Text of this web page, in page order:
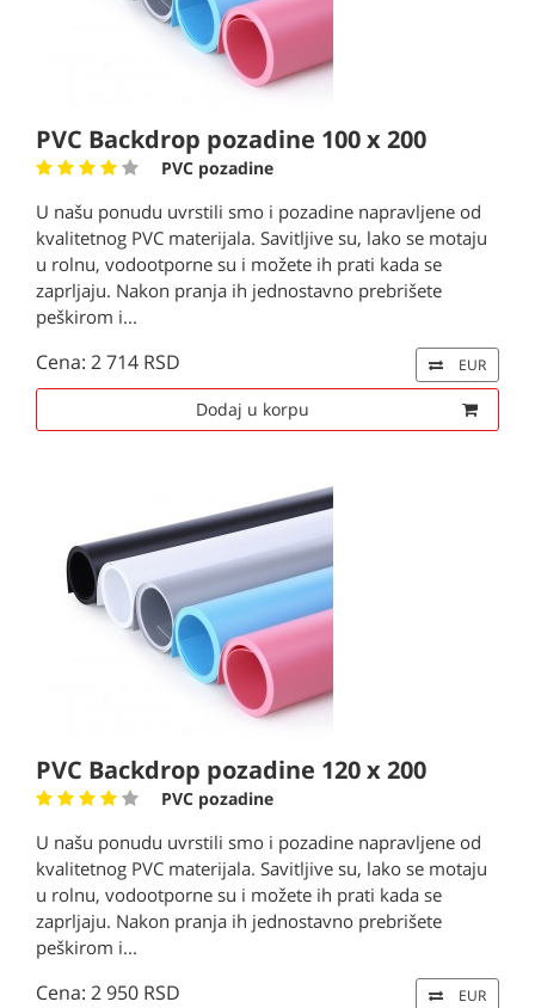
PVC Backdrop pozadine 100 x 200
PVC pozadine
U našu ponudu uvrstili smo i pozadine napravljene od
kvalitetnog PVC materijala. Savitljive su, lako se motaju
u rolnu, vodootporne su i možete ih prati kada se
zaprljaju. Nakon pranja ih jednostavno prebrišete
peškirom i...
Cena: 2 714 RSD EUR
Dodaj u korpu
PVC Backdrop pozadine 120 x 200
PVC pozadine
U našu ponudu uvrstili smo i pozadine napravljene od
kvalitetnog PVC materijala. Savitljive su, lako se motaju
u rolnu, vodootporne su i možete ih prati kada se
zaprljaju. Nakon pranja ih jednostavno prebrišete
peškirom i...
Cena: 2 950 RSD EUR